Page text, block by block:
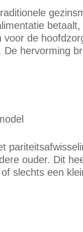
voor de
hervorming
ouder. Dit
slechts een